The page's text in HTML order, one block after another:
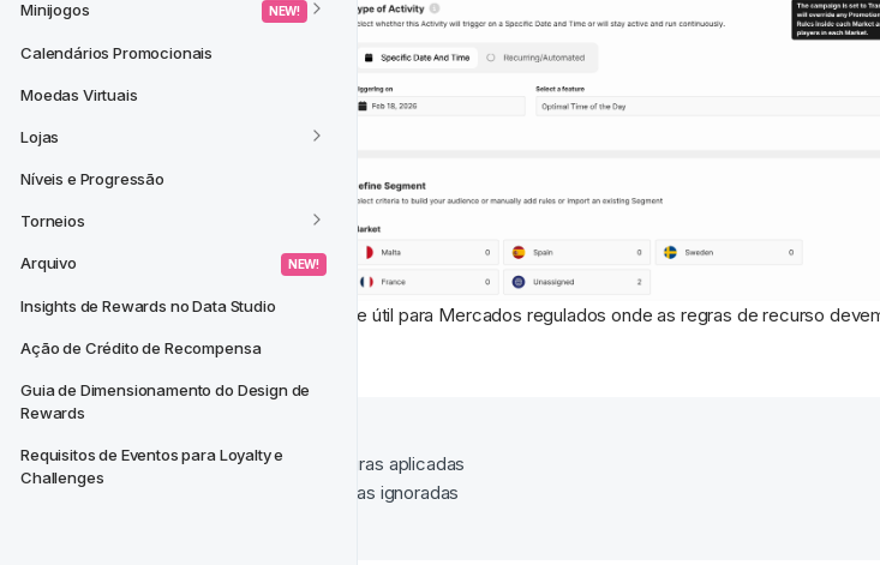
Minijogos NEW!
Calendários Promocionais
Moedas Virtuais
Lojas
Níveis e Progressão
Torneios
Arquivo NEW!
Insights de Rewards no Data Studio
Ação de Crédito de Recompensa
Guia de Dimensionamento do Design de
Rewards
Requisitos de Eventos para Loyalty e
Challenges
Esta configuração é especialmente útil para Mercados regulados onde as regras de recurso
sempre aplicadas.
Promocionais
= Regras aplicadas
= Regras ignoradas